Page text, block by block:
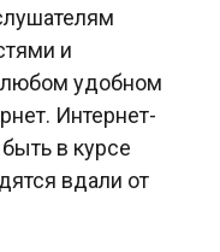
и
удобном
Интернет-
в курсе
вдали от